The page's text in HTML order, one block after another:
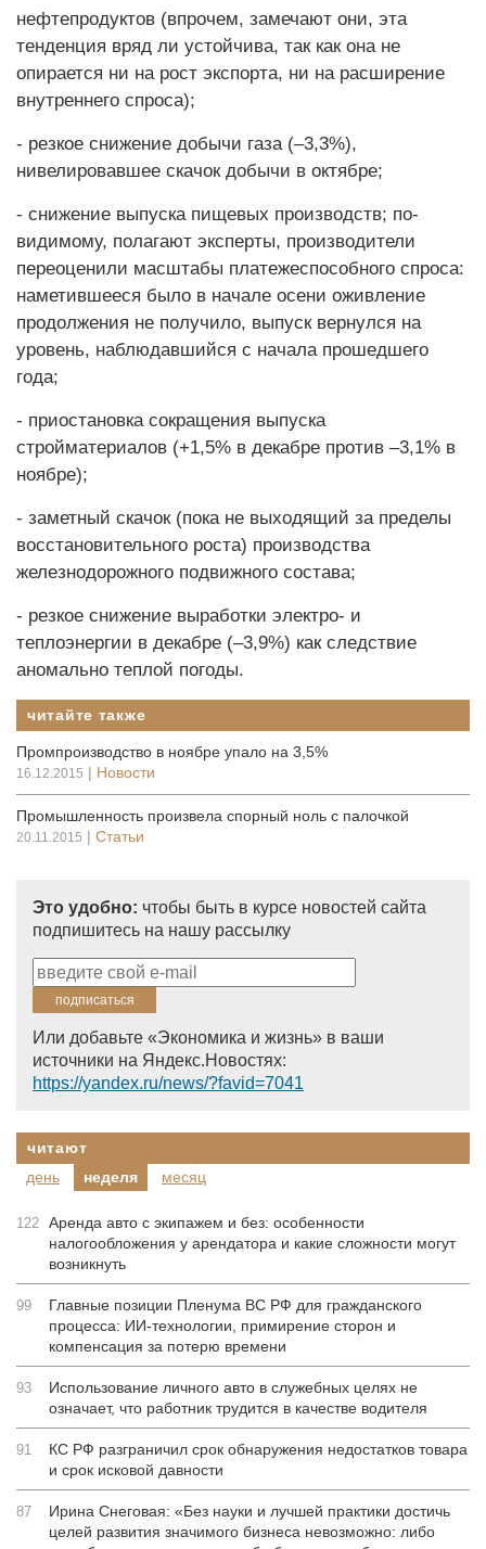
нефтепродуктов (впрочем, замечают они, эта
тенденция вряд ли устойчива, так как она не
опирается ни на рост экспорта, ни на расширение
внутреннего спроса);
- резкое снижение добычи газа (–3,3%),
нивелировавшее скачок добычи в октябре;
- снижение выпуска пищевых производств; по-
видимому, полагают эксперты, производители
переоценили масштабы платежеспособного спроса:
наметившееся было в начале осени оживление
продолжения не получило, выпуск вернулся на
уровень, наблюдавшийся с начала прошедшего
года;
- приостановка сокращения выпуска
стройматериалов (+1,5% в декабре против –3,1% в
ноябре);
- заметный скачок (пока не выходящий за пределы
восстановительного роста) производства
железнодорожного подвижного состава;
- резкое снижение выработки электро- и
теплоэнергии в декабре (–3,9%) как следствие
аномально теплой погоды.
читайте также
Промпроизводство в ноябре упало на 3,5%
16.12.2015 | Новости
Промышленность произвела спорный ноль с палочкой
20.11.2015 | Статьи
Это удобно: чтобы быть в курсе новостей сайта
подпишитесь на нашу рассылку
Или добавьте «Экономика и жизнь» в ваши
источники на Яндекс.Новостях:
https://yandex.ru/news/?favid=7041
читают
день
неделя месяц
122 Аренда авто с экипажем и без: особенности
налогообложения у арендатора и какие сложности могут
возникнуть
99
Главные позиции Пленума ВС РФ для гражданского
процесса: ИИ-технологии, примирение сторон и
компенсация за потерю времени
93
Использование личного авто в служебных целях не
означает, что работник трудится в качестве водителя
91
КС РФ разграничил срок обнаружения недостатков товара
и срок исковой давности
87
Ирина Снеговая: «Без науки и лучшей практики достичь
целей развития значимого бизнеса невозможно: либо